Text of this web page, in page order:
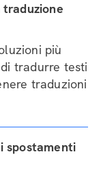
più
tradurre testi
traduzioni
spostamenti